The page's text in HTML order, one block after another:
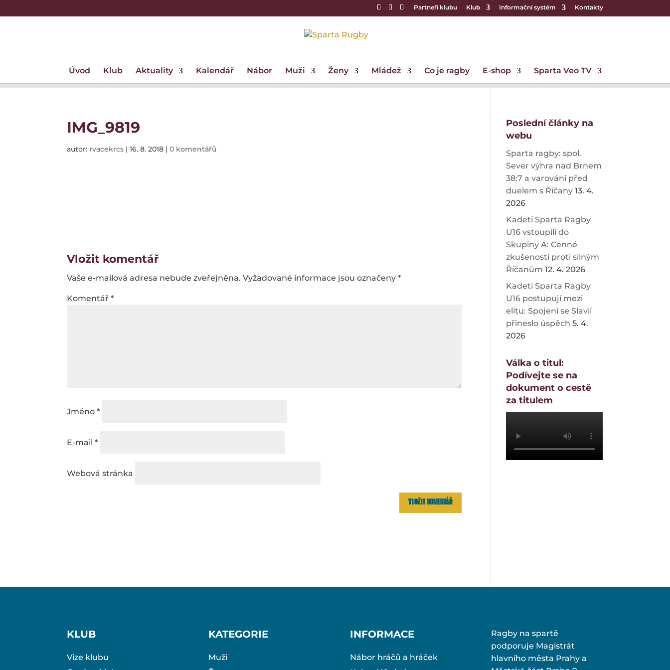
Partneři klubu Klub Informační systém Kontakty
Úvod Klub Aktuality Kalendář Nábor Muži Ženy Mládež Co je ragby E-shop Sparta Veo TV
IMG_9819
autor: rvacekrcs |16. 8. 2018 |0 komentářů
Vložit komentář
Vaše e-mailová adresa nebude zveřejněna. Vyžadované informace jsou označeny*
Komentář*
Jméno*
E-mail*
Webová stránka
Poslední články na
webu
Sparta ragby: spol.
Sever výhra nad Brnem
38:7 a varování před
duelem s Říčany 13. 4.
2026
Kadeti Sparta Ragby
U16 vstoupili do
Skupiny A: Cenné
zkušenosti proti silným
Říčanům 12. 4. 2026
Kadeti Sparta Ragby
U16 postupují mezi
elitu: Spojení se Slavií
přineslo úspěch 5. 4.
2026
Válka o titul:
Podívejte se na
dokument o cestě
za titulem
KLUB
Vize klubu
KATEGORIE
Muži
INFORMACE
Nábor hráčů a hráček
Ragby na spartě
podporuje Magistrát
hlavního města Prahy a